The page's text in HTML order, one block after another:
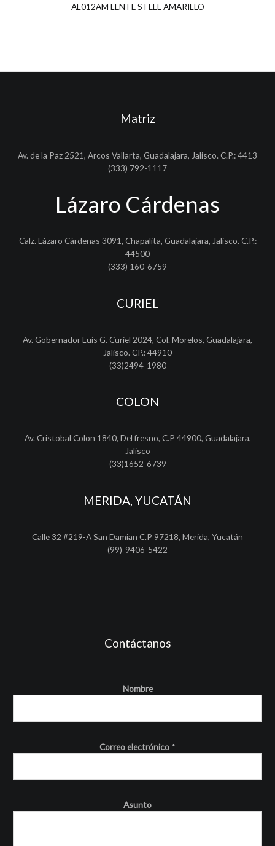
AL012AM LENTE STEEL AMARILLO
Matriz
Av. de la Paz 2521, Arcos Vallarta, Guadalajara, Jalisco. C.P.: 4413
(333) 792-1117
Lázaro Cárdenas
Calz. Lázaro Cárdenas 3091, Chapalita, Guadalajara, Jalisco. C.P.:
44500
(333) 160-6759
CURIEL
Av. Gobernador Luis G. Curiel 2024, Col. Morelos, Guadalajara,
Jalisco. CP.: 44910
(33)2494-1980
COLON
Av. Cristobal Colon 1840, Del fresno, C.P 44900, Guadalajara,
Jalisco
(33)1652-6739
MERIDA, YUCATÁN
Calle 32 #219-A San Damian C.P 97218, Merida, Yucatán
(99)-9406-5422
Contáctanos
Nombre
Correo electrónico *
Asunto